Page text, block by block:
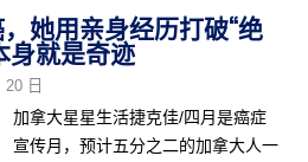
，她用亲身经历打破“绝
身就是奇迹
20 日
加拿大星星生活捷克佳/四月是癌症
宣传月，预计五分之二的加拿大人一